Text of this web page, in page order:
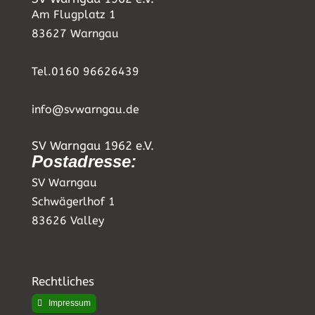
Am Flugplatz 1
83627 Warngau
Tel.0160 96626439
info@svwarngau.de
SV Warngau 1962 e.V.
Postadresse:
SV Warngau
Schwägerlhof 1
83626 Valley
Rechtliches
Impressum